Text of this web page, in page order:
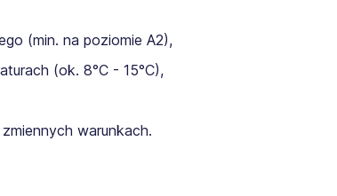
(min. na poziomie A2),
(ok. 8°C - 15°C),
warunkach.